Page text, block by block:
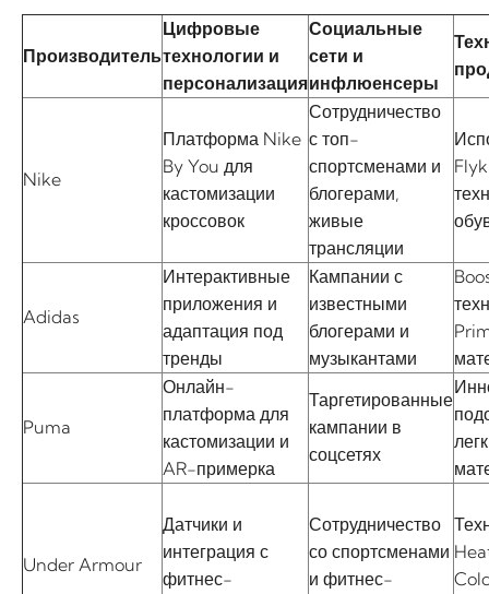
Производитель
Цифровые
технологии и
персонализация
Социальные
сети и
инфлюенсеры
Nike
Платформа Nike
By You для
кастомизации
кроссовок
Сотрудничество
с топ-
спортсменами и
блогерами,
живые
трансляции
Adidas
Интерактивные
приложения и
адаптация под
тренды
Кампании с
известными
блогерами и
музыкантами
Puma
Онлайн-
платформа для
кастомизации и
AR-примерка
Таргетированные
кампании в
соцсетях
Under Armour
Датчики и
интеграция с
фитнес-
Сотрудничество
со спортсменами
и фитнес-